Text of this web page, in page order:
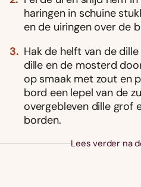
haringen in schuine
en de uiringen over de
Hak de helft van de
dille en de mosterd
op smaak met zout en
bord een lepel van de
overgebleven dille grof
borden.
Lees verder na